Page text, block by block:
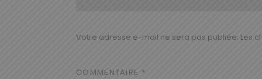
Votre adresse e-mail ne sera pas publiée. Les
COMMENTAIRE *